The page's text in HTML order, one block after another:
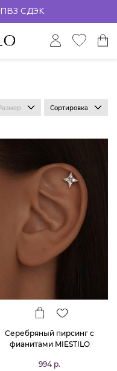
ПВЗ СДЭК
Сортировка
Серебряный пирсинг с
фианитами MIESTILO
994 р.